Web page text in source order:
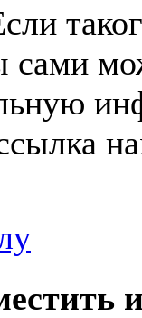
сами